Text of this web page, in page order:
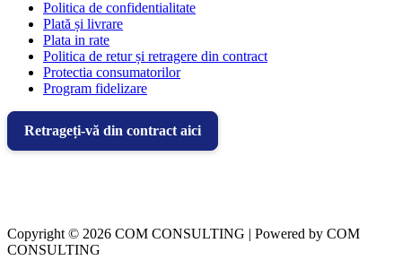
Politica de confidentialitate
Plată și livrare
Plata in rate
Politica de retur și retragere din contract
Protectia consumatorilor
Program fidelizare
Retrageți-vă din contract aici
Copyright © 2026 COM CONSULTING | Powered by COM
CONSULTING